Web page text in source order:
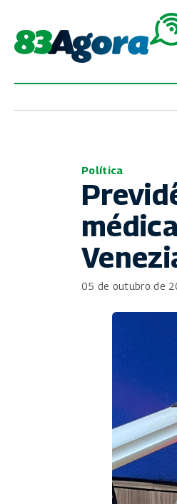
Política
05 de outubro de